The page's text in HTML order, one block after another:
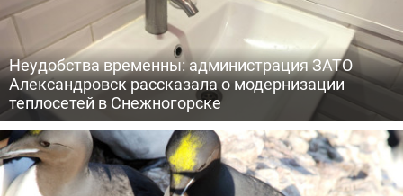
Неудобства временны: администрация ЗАТО
Александровск рассказала о модернизации
теплосетей в Снежногорске